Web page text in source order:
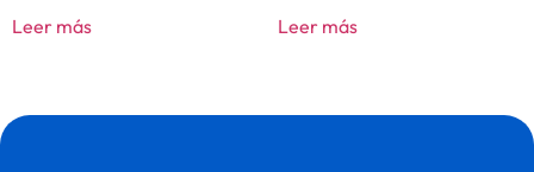
Leer más Leer más